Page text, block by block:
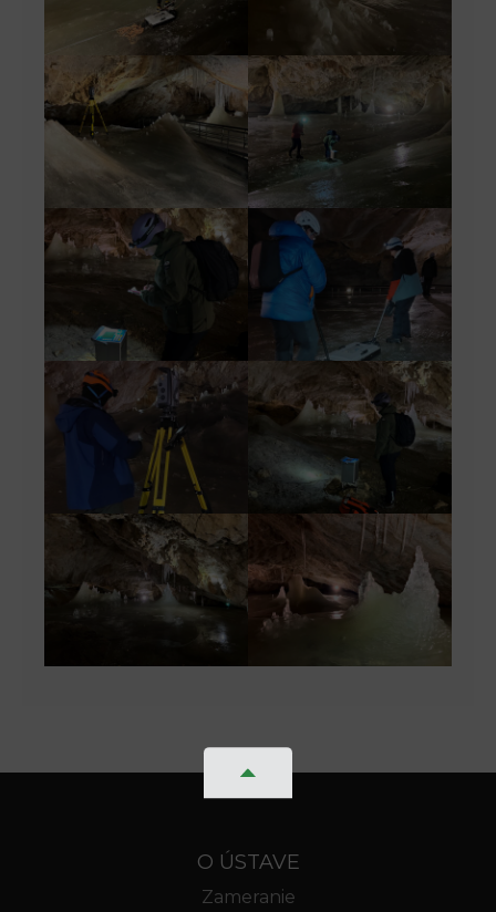
O ÚSTAVE
Zameranie